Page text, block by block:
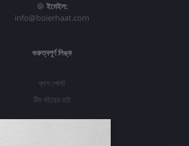
ইমেইল:
info@boierhaat.com
গুরুত্বপূর্ণ লিঙ্ক
ব্লগ পোস্ট
টিম বইয়ের হাট